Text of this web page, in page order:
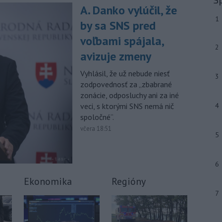
10:44 - Slovenský futbalista Lukáš
Haraslín môže v najbližšom období
zmeniť klubovú adresu. O 30-ročného
stredopoliara Sparty Praha sa podľa
portálu isport.cz zaujíma
saudskoarabský Al-Fateh.
10:23 - Vo veku 94 rokov zomrela 29.
júla 2026 herečka a dlhoročná
členka Slovenského komorného
divadla (SKD) v Martine Helena
Sudická.
bratislavskej diaľnice D2.
Viac >
A. Danko vylúčil, že
by sa SNS pred
voľbami spájala,
avizuje zmeny
Vyhlásil, že už nebude niesť
zodpovednosť za „zbabrané
zonácie, odposluchy ani za iné
veci, s ktorými SNS nemá nič
spoločné“.
včera 18:51
Ekonomika Regióny
1
2
3
4
5
6
7